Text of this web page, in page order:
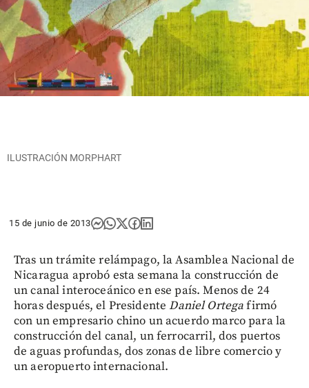
ILUSTRACIÓN MORPHART
15 de junio de 2013
Tras un trámite relámpago, la Asamblea Nacional de
Nicaragua aprobó esta semana la construcción de
un canal interoceánico en ese país. Menos de 24
horas después, el PresidenteDaniel Ortegafirmó
con un empresario chino un acuerdo marco para la
construcción del canal, un ferrocarril, dos puertos
de aguas profundas, dos zonas de libre comercio y
un aeropuerto internacional.